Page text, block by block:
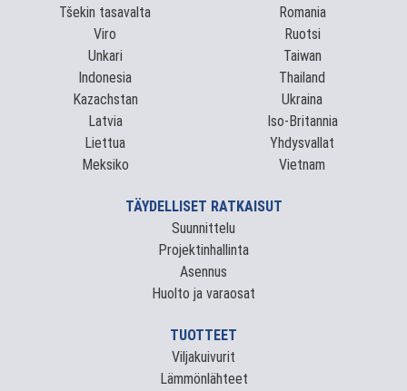
Tšekin tasavalta
Viro
Unkari
Indonesia
Kazachstan
Latvia
Liettua
Meksiko
Romania
Ruotsi
Taiwan
Thailand
Ukraina
Iso-Britannia
Yhdysvallat
Vietnam
TÄYDELLISET RATKAISUT
Suunnittelu
Projektinhallinta
Asennus
Huolto ja varaosat
TUOTTEET
Viljakuivurit
Lämmönlähteet